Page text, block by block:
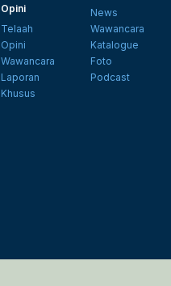
Opini
Telaah
Opini
Wawancara
Laporan
Khusus
News
Wawancara
Katalogue
Foto
Podcast